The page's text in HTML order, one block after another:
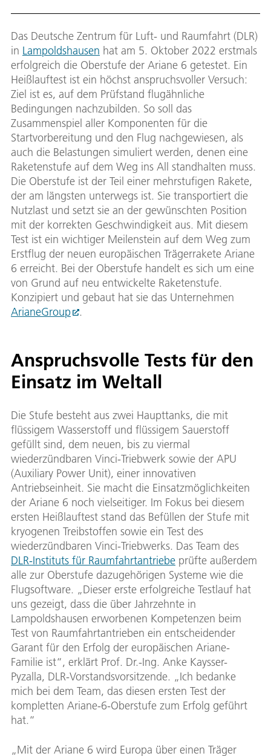
Das Deutsche Zentrum für Luft- und Raumfahrt (DLR)
in Lampoldshausen hat am 5. Oktober 2022 erstmals
erfolgreich die Oberstufe der Ariane 6 getestet. Ein
Heißlauftest ist ein höchst anspruchsvoller Versuch:
Ziel ist es, auf dem Prüfstand flugähnliche
Bedingungen nachzubilden. So soll das
Zusammenspiel aller Komponenten für die
Startvorbereitung und den Flug nachgewiesen, als
auch die Belastungen simuliert werden, denen eine
Raketenstufe auf dem Weg ins All standhalten muss.
Die Oberstufe ist der Teil einer mehrstufigen Rakete,
der am längsten unterwegs ist. Sie transportiert die
Nutzlast und setzt sie an der gewünschten Position
mit der korrekten Geschwindigkeit aus. Mit diesem
Test ist ein wichtiger Meilenstein auf dem Weg zum
Erstflug der neuen europäischen Trägerrakete Ariane
6 erreicht. Bei der Oberstufe handelt es sich um eine
von Grund auf neu entwickelte Raketenstufe.
Konzipiert und gebaut hat sie das Unternehmen
ArianeGroup
.
Anspruchsvolle Tests für den
Einsatz im Weltall
Die Stufe besteht aus zwei Haupttanks, die mit
flüssigem Wasserstoff und flüssigem Sauerstoff
gefüllt sind, dem neuen, bis zu viermal
wiederzündbaren Vinci-Triebwerk sowie der APU
(Auxiliary Power Unit), einer innovativen
Antriebseinheit. Sie macht die Einsatzmöglichkeiten
der Ariane 6 noch vielseitiger. Im Fokus bei diesem
ersten Heißlauftest stand das Befüllen der Stufe mit
kryogenen Treibstoffen sowie ein Test des
wiederzündbaren Vinci-Triebwerks. Das Team des
DLR-Instituts für Raumfahrtantriebe prüfte außerdem
alle zur Oberstufe dazugehörigen Systeme wie die
Flugsoftware. „Dieser erste erfolgreiche Testlauf hat
uns gezeigt, dass die über Jahrzehnte in
Lampoldshausen erworbenen Kompetenzen beim
Test von Raumfahrtantrieben ein entscheidender
Garant für den Erfolg der europäischen Ariane-
Familie ist“, erklärt Prof. Dr.-Ing. Anke Kaysser-
Pyzalla, DLR-Vorstandsvorsitzende. „Ich bedanke
mich bei dem Team, das diesen ersten Test der
kompletten Ariane-6-Oberstufe zum Erfolg geführt
hat.“
„Mit der Ariane 6 wird Europa über einen Träger